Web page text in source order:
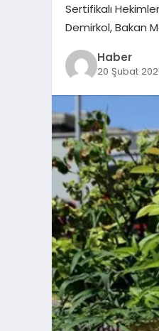
Sertifikalı
Demirkol, Bakan
Haber
20 Şubat